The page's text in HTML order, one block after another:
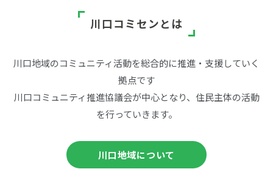
川口コミセンとは
川口地域のコミュニティ活動を総合的に推進・支援していく
拠点です
川口コミュニティ推進協議会が中心となり、住民主体の活動
を行っていきます。
川口地域について
買い物・食事
観光・レジャー
宿泊・イベント利用
子育て
暮らし・サービス
その他
川口地域とは 動画で見る川口地域